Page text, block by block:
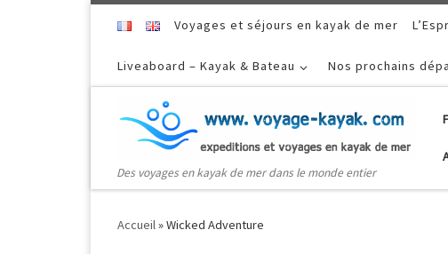
Voyages et séjours en kayak de mer
Liveaboard – Kayak & Bateau Nos prochains
Des voyages en kayak de mer dans le monde entier
Accueil»Wicked Adventure